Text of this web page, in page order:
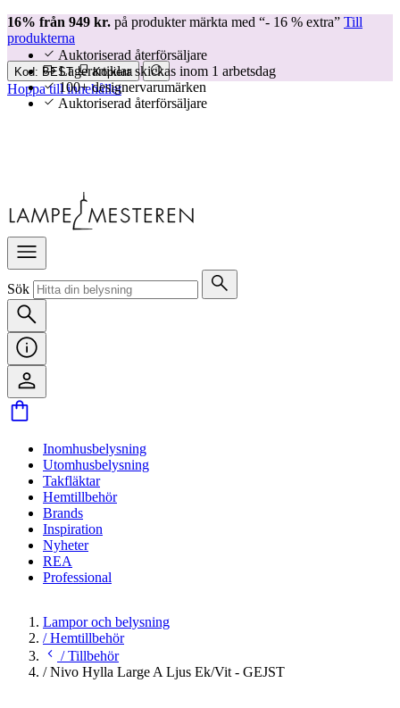
16% från 949 kr. på produkter märkta med “- 16 % extra” Till
produkterna
Kod: BEST Kopiera
Hoppa till innehållet
Auktoriserad återförsäljare
Lagerartiklar skickas inom 1 arbetsdag
100+ designervarumärken
Auktoriserad återförsäljare
Sök
Inomhusbelysning
Utomhusbelysning
Takfläktar
Hemtillbehör
Brands
Inspiration
Nyheter
REA
Professional
Lampor och belysning
/ Hemtillbehör
/ Tillbehör
/ Nivo Hylla Large A Ljus Ek/Vit - GEJST